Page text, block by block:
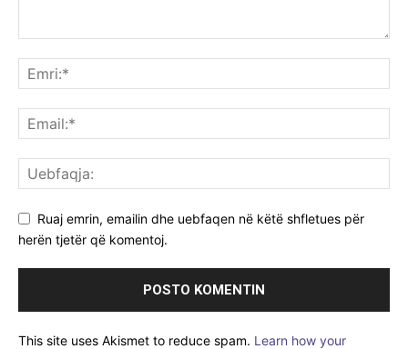
Ruaj emrin, emailin dhe uebfaqen në këtë shfletues për
herën tjetër që komentoj.
This site uses Akismet to reduce spam. Learn how your